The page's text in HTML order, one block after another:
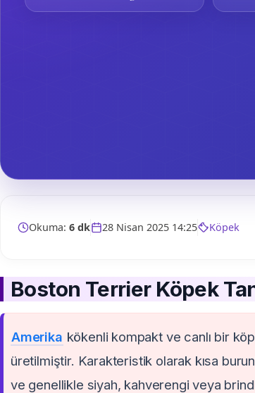
Okuma: 6 dk 28 Nisan 2025 14:25 Köpek
Boston Terrier Köpek
Amerika kökenli kompakt ve canlı bir
üretilmiştir. Karakteristik olarak kısa
ve genellikle siyah, kahverengi veya